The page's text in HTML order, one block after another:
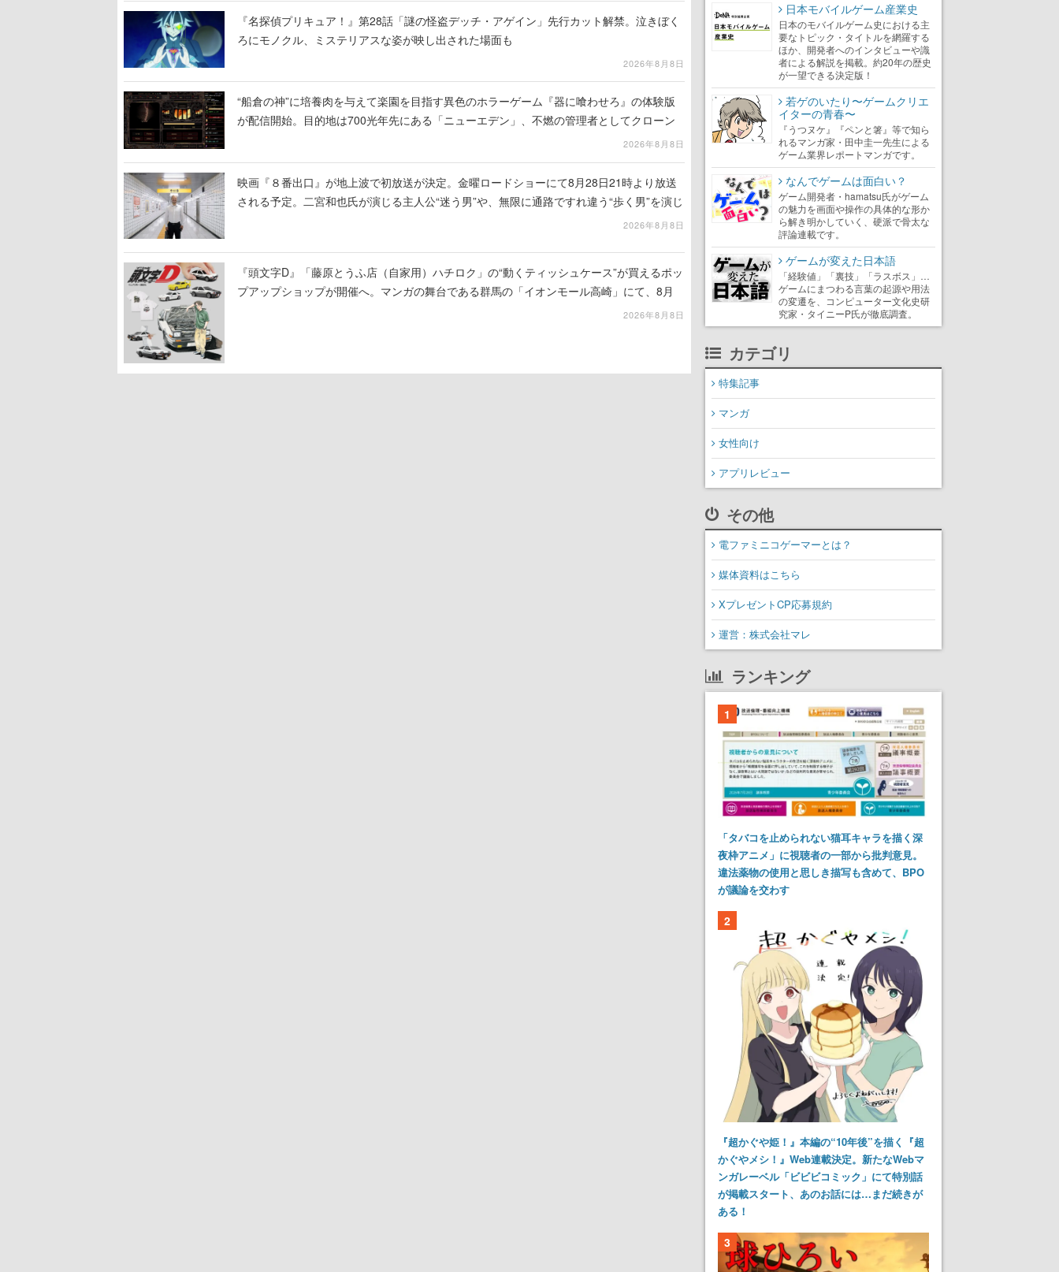
『名探偵プリキュア！』第28話「謎の怪盗デッチ・アゲイン」先行カット解禁。泣きぼく
ろにモノクル、ミステリアスな姿が映し出された場面も
2026年8月8日
“船倉の神”に培養肉を与えて楽園を目指す異色のホラーゲーム『器に喰わせろ』の体験版
が配信開始。目的地は700光年先にある「ニューエデン」、不燃の管理者としてクローン
2026年8月8日
映画『８番出口』が地上波で初放送が決定。金曜ロードショーにて8月28日21時より放送
される予定。二宮和也氏が演じる主人公“迷う男”や、無限に通路ですれ違う“歩く男”を演じ
2026年8月8日
『頭文字D』「藤原とうふ店（自家用）ハチロク」の“動くティッシュケース”が買えるポッ
プアップショップが開催へ。マンガの舞台である群馬の「イオンモール高崎」にて、8月
2026年8月8日
日本モバイルゲーム産業史
日本のモバイルゲーム史における主
要なトピック・タイトルを網羅する
ほか、開発者へのインタビューや識
者による解説を掲載。約20年の歴史
が一望できる決定版！
若ゲのいたり〜ゲームクリエ
イターの青春〜
『うつヌケ』『ペンと箸』等で知ら
れるマンガ家・田中圭一先生による
ゲーム業界レポートマンガです。
なんでゲームは面白い？
ゲーム開発者・hamatsu氏がゲーム
の魅力を画面や操作の具体的な形か
ら解き明かしていく、硬派で骨太な
評論連載です。
ゲームが変えた日本語
「経験値」「裏技」「ラスボス」…
ゲームにまつわる言葉の起源や用法
の変遷を、コンピューター文化史研
究家・タイニーP氏が徹底調査。
カテゴリ
特集記事
マンガ
女性向け
アプリレビュー
その他
電ファミニコゲーマーとは？
媒体資料はこちら
XプレゼントCP応募規約
運営：株式会社マレ
ランキング
1
「タバコを止められない猫耳キャラを描く深
夜枠アニメ」に視聴者の一部から批判意見。
違法薬物の使用と思しき描写も含めて、BPO
が議論を交わす
2
『超かぐや姫！』本編の“10年後”を描く『超
かぐやメシ！』Web連載決定。新たなWebマ
ンガレーベル「ビビビコミック」にて特別話
が掲載スタート、あのお話には…まだ続きが
ある！
3